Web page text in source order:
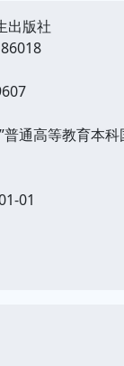
出版社
普通高等教育本
01